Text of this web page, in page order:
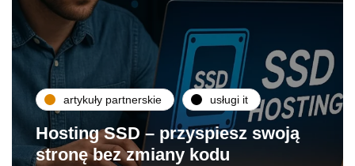
artykuły partnerskie usługi it
Hosting SSD – przyspiesz swoją
stronę bez zmiany kodu